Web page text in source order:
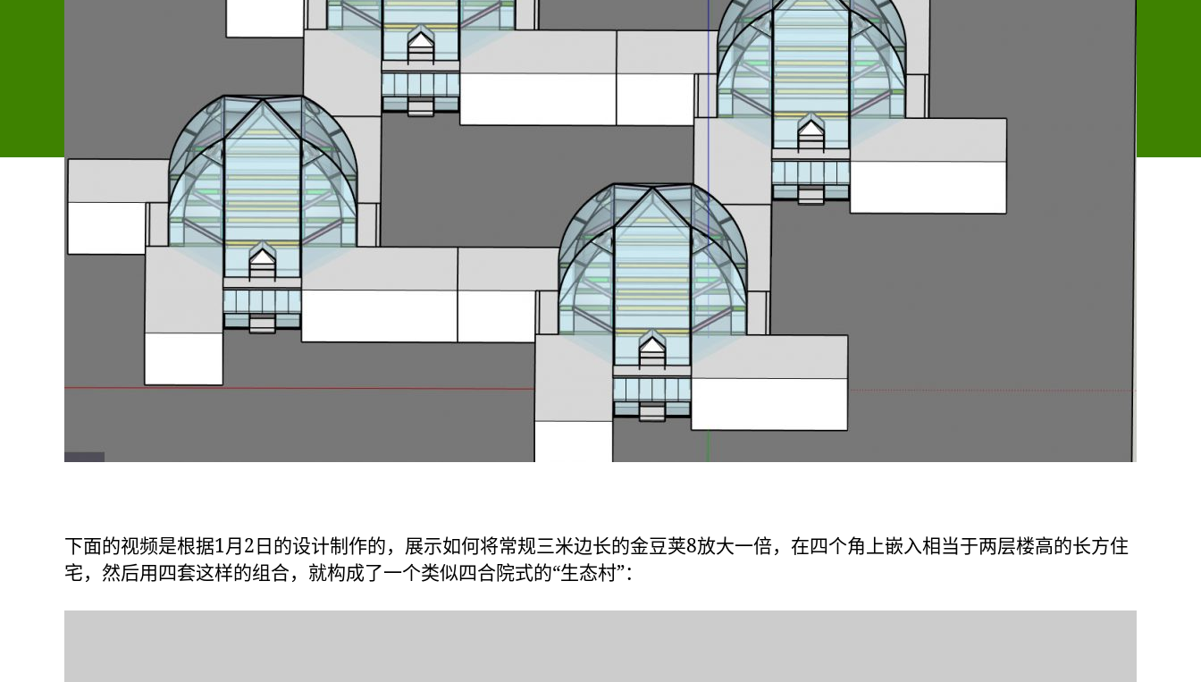
两
层
楼
高
的
长
成
四
合
院
式
的
下面的视频是根据1月2日的设计制作的，展示如何将常规三米边长的金豆荚8放大一倍，在四个角上嵌入相当于两层楼高的长方住
宅，然后用四套这样的组合，就构成了一个类似四合院式的“生态村”：